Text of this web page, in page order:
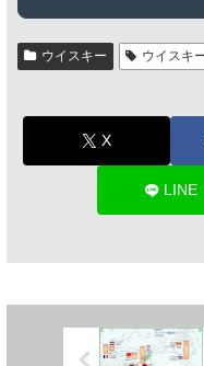
ウイスキー ウイスキ
X
LINE